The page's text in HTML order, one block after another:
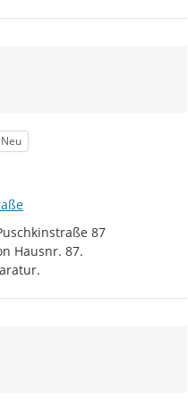
Status
Neu
87
Hausnr. 87.